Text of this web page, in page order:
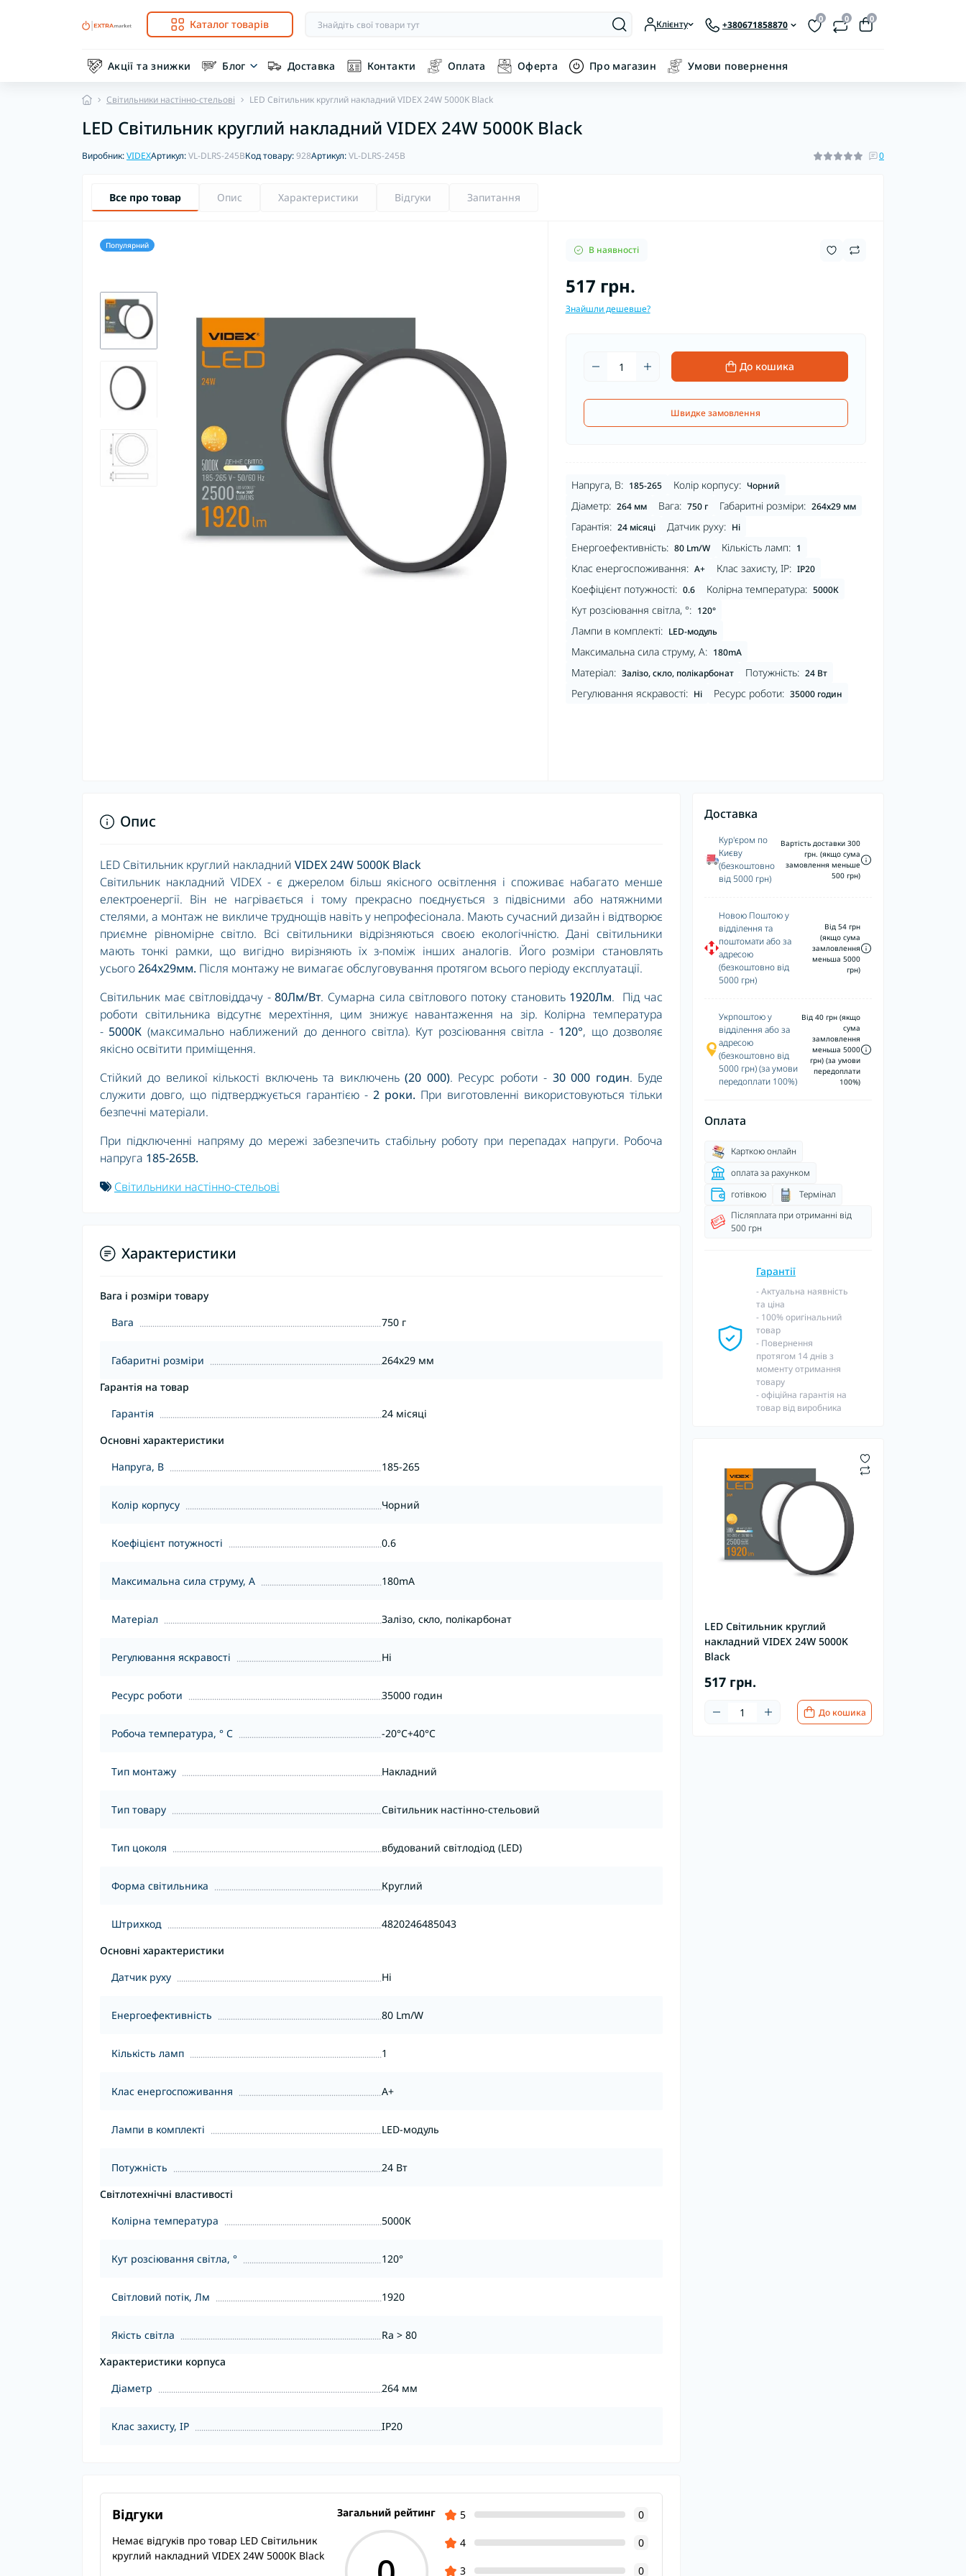
Каталог товарів Клієнту +380671858870
0 0 0
Акції та знижки Блог Доставка Контакти Оплата Оферта Про магазин Умови повернення
Світильники настінно-стельові LED Світильник круглий накладний VIDEX 24W 5000K Black
LED Світильник круглий накладний VIDEX 24W 5000K Black
Виробник:VIDEXАртикул:VL-DLRS-245BКод товару:928Артикул:VL-DLRS-245B 0
Все про товар Опис Характеристики Відгуки Запитання
Популярний В наявності
517 грн.
Знайшли дешевше?
До кошика
Швидке замовлення
Напруга, В: 185-265 Колір корпусу: Чорний
Діаметр: 264 мм Вага: 750 г Габаритні розміри: 264х29 мм
Гарантія: 24 місяці Датчик руху: Ні
Енергоефективність: 80 Lm/W Кількість ламп: 1
Клас енергоспоживання: А+ Клас захисту, IP: IP20
Коефіцієнт потужності: 0.6 Колірна температура: 5000К
Кут розсіювання світла, °: 120°
Лампи в комплекті: LED-модуль
Максимальна сила струму, А: 180mA
Матеріал: Залізо, скло, полікарбонат Потужність: 24 Вт
Регулювання яскравості: Ні Ресурс роботи: 35000 годин
Доставка
Кур'єром по
Києву
(безкоштовно
від 5000 грн)
Вартість доставки 300
грн. (якщо сума
замовлення меньше
500 грн)
Новою Поштою у
відділення та
поштомати або за
адресою
(безкоштовно від
5000 грн)
Від 54 грн
(якщо сума
замловлення
меньша 5000
грн)
Укрпоштою у
відділення або за
адресою
(безкоштовно від
5000 грн) (за умови
передоплати 100%)
Від 40 грн (якщо
сума
замловлення
меньша 5000
грн) (за умови
передоплати
100%)
Оплата
Карткою онлайн
оплата за рахунком
готівкою
Термінал
Післяплата при отриманні від
500 грн
Гарантії
- Актуальна наявність
та ціна
- 100% оригінальний
товар
- Повернення
протягом 14 днів з
моменту отримання
товару
- офіційна гарантія на
товар від виробника
LED Світильник круглий
накладний VIDEX 24W 5000K
Black
517 грн.
До кошика
Опис
LED Світильник круглий накладний VIDEX 24W 5000K Black
Світильник накладний VIDEX - є джерелом більш якісного освітлення і споживає набагато менше
електроенергії. Він не нагрівається і тому прекрасно поєднується з підвісними або натяжними
стелями, а монтаж не викличе труднощів навіть у непрофесіонала. Мають сучасний дизайн і відтворює
приємне рівномірне світло. Всі світильники відрізняються своєю екологічністю. Дані світильники
мають тонкі рамки, що вигідно вирізняють їх з-поміж інших аналогів. Його розміри становлять
усього264x29мм. Після монтажу не вимагає обслуговування протягом всього періоду експлуатації.
Світильник має світловіддачу -80Лм/Вт. Сумарна сила світлового потоку становить 1920Лм. Під час
роботи світильника відсутнє мерехтіння, цим знижує навантаження на зір. Колірна температура
- 5000К (максимально наближений до денного світла). Кут розсіювання світла - 120°, що дозволяє
якісно освітити приміщення.
Стійкий до великої кількості включень та виключень(20 000). Ресурс роботи - 30 000 годин. Буде
служити довго, що підтверджується гарантією - 2 роки. При виготовленні використовуються тільки
безпечні матеріали.
При підключенні напряму до мережі забезпечить стабільну роботу при перепадах напруги. Робоча
напруга 185-265В.
Світильники настінно-стельові
Характеристики
Вага і розміри товару
Вага
750 г
Габаритні розміри
264х29 мм
Гарантія на товар
Гарантія
24 місяці
Основні характеристики
Напруга, В
185-265
Колір корпусу Чорний
Коефіцієнт потужності 0.6
Максимальна сила струму, А 180mA
Матеріал Залізо, скло, полікарбонат
Регулювання яскравості Ні
Ресурс роботи 35000 годин
Робоча температура, ° С -20°C+40°C
Тип монтажу Накладний
Тип товару Світильник настінно-стельовий
Тип цоколя вбудований світлодіод (LED)
Форма світильника Круглий
Штрихкод
4820246485043
Основні характеристики
Датчик руху
Ні
Енергоефективність 80 Lm/W
Кількість ламп 1
Клас енергоспоживання А+
Лампи в комплекті LED-модуль
Потужність
24 Вт
Світлотехнічні властивості
Колірна температура
5000К
Кут розсіювання світла, ° 120°
Світловий потік, Лм 1920
Якість світла
Ra > 80
Характеристики корпуса
Діаметр
264 мм
Клас захисту, IP IP20
Відгуки
Немає відгуків про товар LED Світильник
круглий накладний VIDEX 24W 5000K Black
Загальний рейтинг 5 0
4 0
3 0